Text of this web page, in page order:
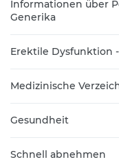
Informationen über
Generika
Erektile Dysfunktion
Medizinische
Gesundheit
Schnell abnehmen